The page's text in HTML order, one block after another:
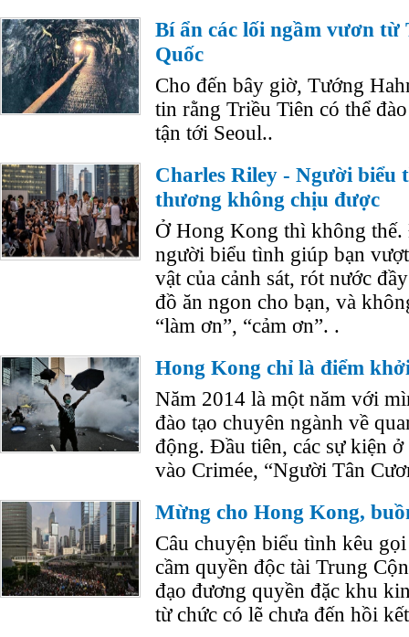
Bí ẩn các lối ngầm vươn từ
Quốc
Cho đến bây giờ, Tướng
tin rằng Triều Tiên có thể
tận tới Seoul..
Charles Riley - Người biểu
thương không chịu được
Ở Hong Kong thì không
người biểu tình giúp bạn
vật của cảnh sát, rót nước
đồ ăn ngon cho bạn, và
“làm ơn”, “cảm ơn”. .
Hong Kong chỉ là điểm
Năm 2014 là một năm với
đào tạo chuyên ngành về
động. Đầu tiên, các sự kiện
vào Crimée, “Người Tân
Mừng cho Hong Kong,
Câu chuyện biểu tình kêu
cầm quyền độc tài Trung
đạo đương quyền đặc khu
từ chức có lẽ chưa đến hồi